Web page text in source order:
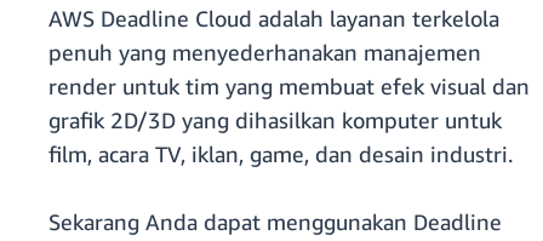
AWS Deadline Cloud adalah layanan terkelola
penuh yang menyederhanakan manajemen
render untuk tim yang membuat efek visual dan
grafik 2D/3D yang dihasilkan komputer untuk
film, acara TV, iklan, game, dan desain industri.
Sekarang Anda dapat menggunakan Deadline